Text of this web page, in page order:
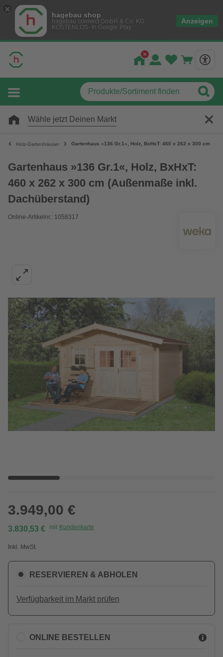
hagebau shop
hagebau connect GmbH & Co. KG
KOSTENLOS- In Google Play
Anzeigen
Wähle jetzt Deinen Markt
Holz-Gartenhäuser Gartenhaus »136 Gr.1«, Holz, BxHxT: 460 x 262 x 300 cm
Gartenhaus »136 Gr.1«, Holz, BxHxT:
460 x 262 x 300 cm (Außenmaße inkl.
Dachüberstand)
Online-Artikelnr.: 1058317
3.949,00 €
3.830,53 € mit Kundenkarte
Inkl. MwSt.
RESERVIEREN & ABHOLEN
Verfügbarkeit im Markt prüfen
ONLINE BESTELLEN